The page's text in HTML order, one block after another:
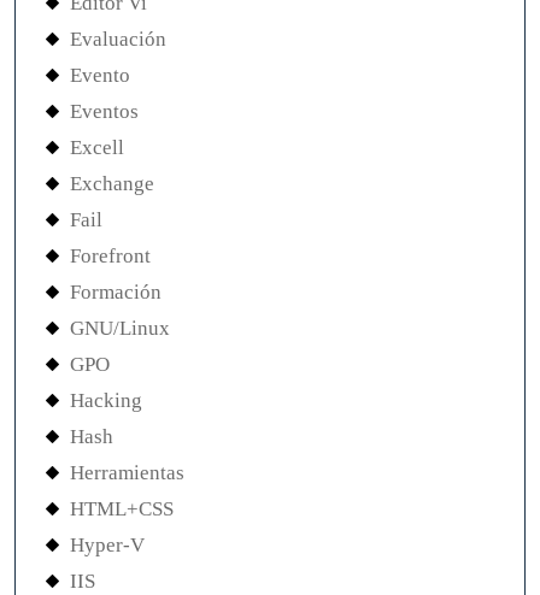
Evaluación
Evento
Eventos
Excell
Exchange
Fail
Forefront
Formación
GNU/Linux
GPO
Hacking
Hash
Herramientas
HTML+CSS
Hyper-V
IIS